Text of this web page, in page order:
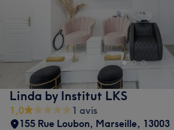
Linda by Institut LKS
1,0
1 avis
155 Rue Loubon, Marseille, 13003